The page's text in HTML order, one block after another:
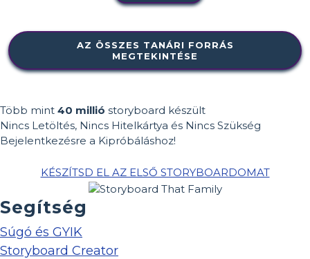
AZ ÖSSZES TANÁRI FORRÁS
MEGTEKINTÉSE
Több mint 40 millió storyboard készült
Nincs Letöltés, Nincs Hitelkártya és Nincs Szükség
Bejelentkezésre a Kipróbáláshoz!
KÉSZÍTSD EL AZ ELSŐ STORYBOARDOMAT
Segítség
Súgó és GYIK
Storyboard Creator